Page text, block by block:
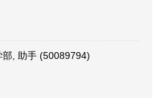
部, 助手 (50089794)